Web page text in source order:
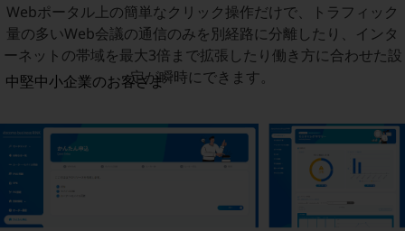
開催・出展する各種セミナー、イベント情報をご紹介します
別ウィンドウで開きます
中堅中小企業のお客さま
ビジネスお役立ち情報
旬な話題やお役立ち資料などDXの課題を
解決するヒントをお届けする記事サイト
新着記事
お役立ち資料ダウンロード
トレンド記事特集
Webポータル上の簡単なクリック操作だけで、トラフィック
量の多いWeb会議の通信のみを別経路に分離したり、インタ
ーネットの帯域を最大3倍まで拡張したり働き方に合わせた設
定が瞬時にできます。